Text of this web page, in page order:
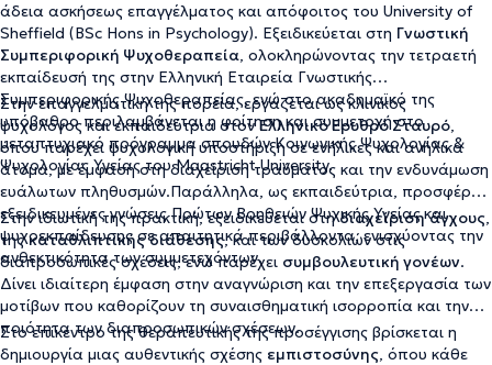
άδεια ασκήσεως επαγγέλματος και απόφοιτος του University of
Sheffield (BSc Hons in Psychology). Εξειδικεύεται στη Γνωστική
Συμπεριφορική Ψυχοθεραπεία, ολοκληρώνοντας την τετραετή
εκπαίδευσή της στην Ελληνική Εταιρεία Γνωστικής
Συμπεριφορικής Ψυχοθεραπείας, ενώ στο ακαδημαϊκό της
υπόβαθρο περιλαμβάνεται η φοίτηση και συμμετοχή στο
μεταπτυχιακό πρόγραμμα σπουδών Κοινωνικής Ψυχολογίας &
Ψυχολογίας Υγείας του Maastricht University.
Στην επαγγελματική της πορεία, εργάζεται ως κλινικός
ψυχολόγος και εκπαιδεύτρια στονΕλληνικό Ερυθρό Σταυρό,
όπου παρέχει ψυχολογική υποστήριξη σε ενήλικες και ανήλικα
άτομα, με έμφαση στη διαχείριση τραύματος και την ενδυνάμωση
ευάλωτων πληθυσμών.Παράλληλα, ως εκπαιδεύτρια, προσφέρει
εξειδικευμένες γνώσεις Πρώτων Βοηθειών Ψυχικής Υγείαςκαι
ψυχοεκπαίδευσης σε απαιτητικά περιβάλλοντα, ενισχύοντας την
ανθεκτικότητα των συμμετεχόντων.
Στην ιδιωτική της πρακτική, εξειδικεύεται στηδιαχείριση άγχους,
τηςκαταθλιπτικής διάθεσης, και των δυσκολιών στις
διαπροσωπικές σχέσεις, ενώ παρέχει συμβουλευτική γονέων.
Δίνει ιδιαίτερη έμφαση στην αναγνώριση και την επεξεργασία των
μοτίβων που καθορίζουν τη συναισθηματική ισορροπία και την
ποιότητα των διαπροσωπικών σχέσεων.
Στο επίκεντρο της θεραπευτικής της προσέγγισης βρίσκεται η
δημιουργία μιας αυθεντικής σχέσης εμπιστοσύνης, όπου κάθε